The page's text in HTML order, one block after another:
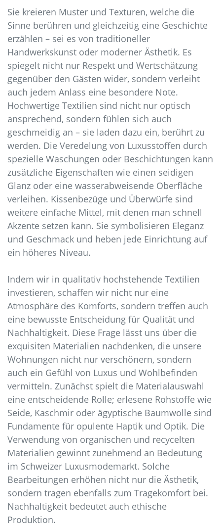
https://christianfischbacher.s3.nl-
ams.scw.cloud/stofflexikon.html
https://christianfischbacher.s3.nl-
ams.scw.cloud/kunsthandwerkliche-
veredelungen.html
https://christianfischbacher.s3.nl-
ams.scw.cloud/historische-
stoffreproduktionen.html
https://christianfischbacher.s3.nl-
ams.scw.cloud/textilkunst-galerie.html
https://christianfischbacher.s3.nl-
ams.scw.cloud/seltene-textilfunde.html
https://christianfischbacher.s3.nl-
ams.scw.cloud/pflegeanleitungen.html
https://christianfischbacher.s3.nl-
ams.scw.cloud/event-ausstattung.html
https://christianfischbacher.s3.nl-
ams.scw.cloud/yacht-jet-textilien.html
https://christianfischbacher.s3.nl-
ams.scw.cloud/architekten-designer-portal.html
https://christianfischbacher.s3.nl-
ams.scw.cloud/stoffmuster-service.html
ams.scw.cloud/privacy-policy.html
https://christianfischbacher.s3.nl-
ams.scw.cloud/sitemap.html
https://christianfischbacher.s3.nl-
ams.scw.cloud/sitemap.xml
https://christianfischbacher.s3.nl-
ams.scw.cloud/about-us.html
https://christianfischbacher.s3.nl-
ams.scw.cloud/feed.xml
Sie kreieren Muster und Texturen, welche die
Sinne berühren und gleichzeitig eine Geschichte
erzählen – sei es von traditioneller
Handwerkskunst oder moderner Ästhetik. Es
spiegelt nicht nur Respekt und Wertschätzung
gegenüber den Gästen wider, sondern verleiht
auch jedem Anlass eine besondere Note.
Hochwertige Textilien sind nicht nur optisch
ansprechend, sondern fühlen sich auch
geschmeidig an – sie laden dazu ein, berührt zu
werden. Die Veredelung von Luxusstoffen durch
spezielle Waschungen oder Beschichtungen kann
zusätzliche Eigenschaften wie einen seidigen
Glanz oder eine wasserabweisende Oberfläche
verleihen. Kissenbezüge und Überwürfe sind
weitere einfache Mittel, mit denen man schnell
Akzente setzen kann. Sie symbolisieren Eleganz
und Geschmack und heben jede Einrichtung auf
ein höheres Niveau.
Indem wir in qualitativ hochstehende Textilien
investieren, schaffen wir nicht nur eine
Atmosphäre des Komforts, sondern treffen auch
eine bewusste Entscheidung für Qualität und
Nachhaltigkeit. Diese Frage lässt uns über die
exquisiten Materialien nachdenken, die unsere
Wohnungen nicht nur verschönern, sondern
auch ein Gefühl von Luxus und Wohlbefinden
vermitteln. Zunächst spielt die Materialauswahl
eine entscheidende Rolle; erlesene Rohstoffe wie
Seide, Kaschmir oder ägyptische Baumwolle sind
Fundamente für opulente Haptik und Optik. Die
Verwendung von organischen und recycelten
Materialien gewinnt zunehmend an Bedeutung
im Schweizer Luxusmodemarkt. Solche
Bearbeitungen erhöhen nicht nur die Ästhetik,
sondern tragen ebenfalls zum Tragekomfort bei.
Nachhaltigkeit bedeutet auch ethische
Produktion.